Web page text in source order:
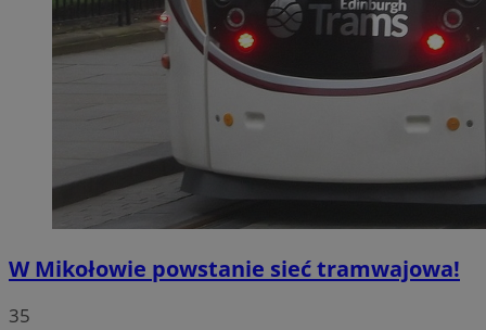
W Mikołowie powstanie sieć tramwajowa!
35